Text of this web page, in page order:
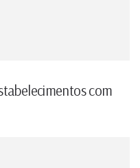
com